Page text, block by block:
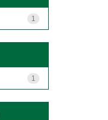
1
1